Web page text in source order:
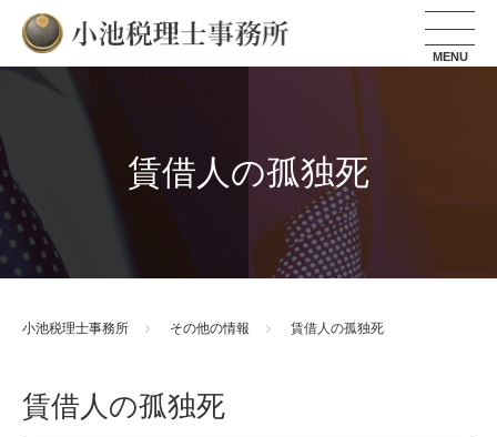
小池税理士事務所
賃借人の孤独死
小池税理士事務所 その他の情報 賃借人の孤独死
賃借人の孤独死